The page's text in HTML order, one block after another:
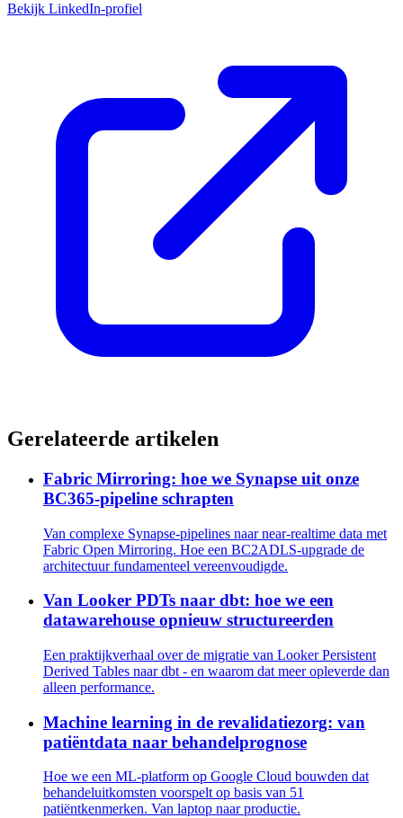
Bekijk LinkedIn-profiel
Gerelateerde artikelen
Fabric Mirroring: hoe we Synapse uit onze
BC365-pipeline schrapten
Van complexe Synapse-pipelines naar near-realtime data met
Fabric Open Mirroring. Hoe een BC2ADLS-upgrade de
architectuur fundamenteel vereenvoudigde.
Van Looker PDTs naar dbt: hoe we een
datawarehouse opnieuw structureerden
Een praktijkverhaal over de migratie van Looker Persistent
Derived Tables naar dbt - en waarom dat meer opleverde dan
alleen performance.
Machine learning in de revalidatiezorg: van
patiëntdata naar behandelprognose
Hoe we een ML-platform op Google Cloud bouwden dat
behandeluitkomsten voorspelt op basis van 51
patiëntkenmerken. Van laptop naar productie.